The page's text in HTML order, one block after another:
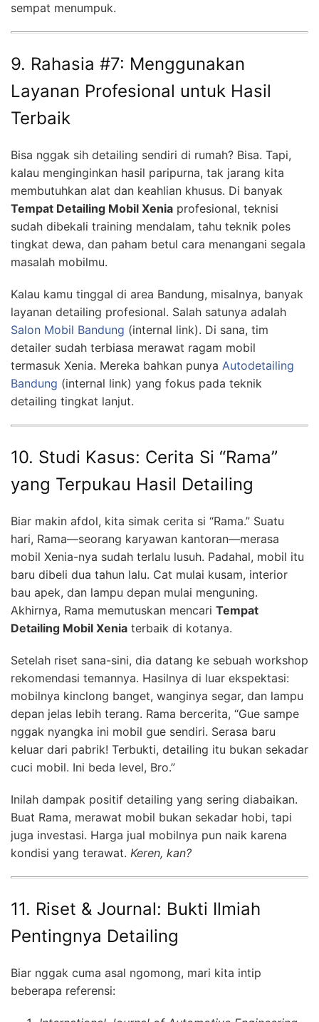
sempat menumpuk.
9. Rahasia #7: Menggunakan
Layanan Profesional untuk Hasil
Terbaik
Bisa nggak sih detailing sendiri di rumah? Bisa. Tapi,
kalau menginginkan hasil paripurna, tak jarang kita
membutuhkan alat dan keahlian khusus. Di banyak
Tempat Detailing Mobil Xenia profesional, teknisi
sudah dibekali training mendalam, tahu teknik poles
tingkat dewa, dan paham betul cara menangani segala
masalah mobilmu.
Kalau kamu tinggal di area Bandung, misalnya, banyak
layanan detailing profesional. Salah satunya adalah
Salon Mobil Bandung (internal link). Di sana, tim
detailer sudah terbiasa merawat ragam mobil
termasuk Xenia. Mereka bahkan punya Autodetailing
Bandung (internal link) yang fokus pada teknik
detailing tingkat lanjut.
10. Studi Kasus: Cerita Si “Rama”
yang Terpukau Hasil Detailing
Biar makin afdol, kita simak cerita si “Rama.” Suatu
hari, Rama—seorang karyawan kantoran—merasa
mobil Xenia-nya sudah terlalu lusuh. Padahal, mobil itu
baru dibeli dua tahun lalu. Cat mulai kusam, interior
bau apek, dan lampu depan mulai menguning.
Akhirnya, Rama memutuskan mencari Tempat
Detailing Mobil Xenia terbaik di kotanya.
Setelah riset sana-sini, dia datang ke sebuah workshop
rekomendasi temannya. Hasilnya di luar ekspektasi:
mobilnya kinclong banget, wanginya segar, dan lampu
depan jelas lebih terang. Rama bercerita, “Gue sampe
nggak nyangka ini mobil gue sendiri. Serasa baru
keluar dari pabrik! Terbukti, detailing itu bukan sekadar
cuci mobil. Ini beda level, Bro.”
Inilah dampak positif detailing yang sering diabaikan.
Buat Rama, merawat mobil bukan sekadar hobi, tapi
juga investasi. Harga jual mobilnya pun naik karena
kondisi yang terawat. Keren, kan?
11. Riset & Journal: Bukti Ilmiah
Pentingnya Detailing
Biar nggak cuma asal ngomong, mari kita intip
beberapa referensi: